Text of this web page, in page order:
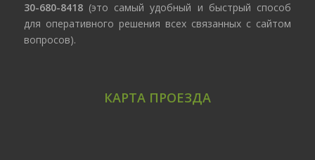
30-680-8418(это самый удобный и быстрый способ
для оперативного решения всех связанных с сайтом
вопросов).
КАРТА ПРОЕЗДА